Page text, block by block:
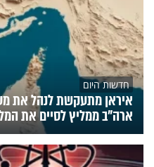
חדשות היום
איראן מתעקשת לנהל את
ארה"ב ממליץ לסיים את